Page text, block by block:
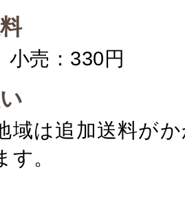
売：330円 卸
域は追加送料が
。